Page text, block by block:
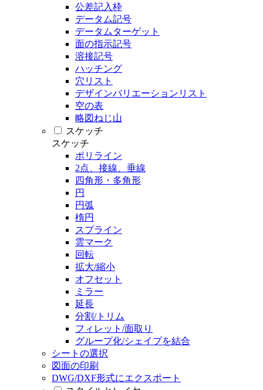
公差記入枠
データム記号
データムターゲット
面の指示記号
溶接記号
ハッチング
穴リスト
デザインバリエーションリスト
空の表
略図ねじ山
スケッチ
スケッチ
ポリライン
2点、接線、垂線
四角形・多角形
円
円弧
楕円
スプライン
雲マーク
回転
拡大/縮小
オフセット
ミラー
延長
分割/トリム
フィレット/面取り
グループ化/シェイプを結合
シートの選択
図面の印刷
DWG/DXF形式にエクスポート